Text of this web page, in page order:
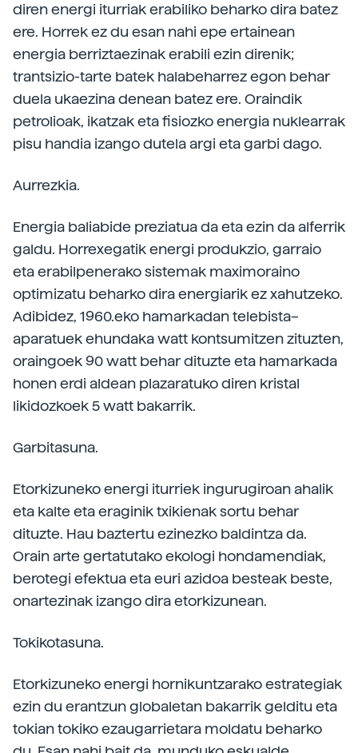
diren energi iturriak erabiliko beharko dira batez
ere. Horrek ez du esan nahi epe ertainean
energia berriztaezinak erabili ezin direnik;
trantsizio-tarte batek halabeharrez egon behar
duela ukaezina denean batez ere. Oraindik
petrolioak, ikatzak eta fisiozko energia nuklearrak
pisu handia izango dutela argi eta garbi dago.
Aurrezkia.
Energia baliabide preziatua da eta ezin da alferrik
galdu. Horrexegatik energi produkzio, garraio
eta erabilpenerako sistemak maximoraino
optimizatu beharko dira energiarik ez xahutzeko.
Adibidez, 1960.eko hamarkadan telebista–
aparatuek ehundaka watt kontsumitzen zituzten,
oraingoek 90 watt behar dituzte eta hamarkada
honen erdi aldean plazaratuko diren kristal
likidozkoek 5 watt bakarrik.
Garbitasuna.
Etorkizuneko energi iturriek ingurugiroan ahalik
eta kalte eta eraginik txikienak sortu behar
dituzte. Hau baztertu ezinezko baldintza da.
Orain arte gertatutako ekologi hondamendiak,
berotegi efektua eta euri azidoa besteak beste,
onartezinak izango dira etorkizunean.
Tokikotasuna.
Etorkizuneko energi hornikuntzarako estrategiak
ezin du erantzun globaletan bakarrik gelditu eta
tokian tokiko ezaugarrietara moldatu beharko